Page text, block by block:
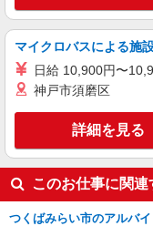
マイクロバスによる施
日給 10,900円〜
神戸市須磨区
詳細を見る
このお仕事に関
つくばみらい市のアルバ